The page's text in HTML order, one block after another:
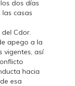
dos días
casas
Cdor.
apego a la
vigentes, así
hacia
esa